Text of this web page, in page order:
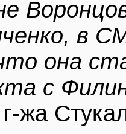
в
она
с
жа